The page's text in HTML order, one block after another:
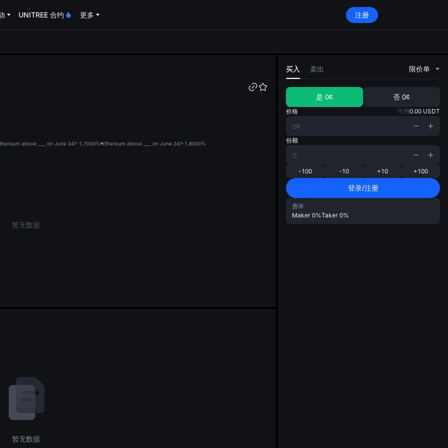
UNITREE 合约 更多 注册
above ___ on June 24?-1,7000% Ethereum above ___ on June 24?-1,8000%
暂无数据
暂无数据
买入 卖出 限价单
是 0¢ 否 0¢
价格 可用0.00 USDT
份额
-100 -10 +10 +100
登录/注册
费率
Maker 0%Taker 0%